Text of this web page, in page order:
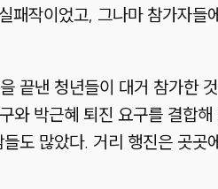
패작이었고, 그나마 참가자들
끝낸 청년들이 대거 참가한
와 박근혜 퇴진 요구를 결합해
도 많았다. 거리 행진은 곳곳